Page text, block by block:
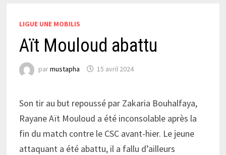
LIGUE UNE MOBILIS
Aït Mouloud abattu
parmustapha 15 avril 2024
Son tir au but repoussé par Zakaria Bouhalfaya,
Rayane Aït Mouloud a été inconsolable après la
fin du match contre le CSC avant-hier. Le jeune
attaquant a été abattu, il a fallu d’ailleurs